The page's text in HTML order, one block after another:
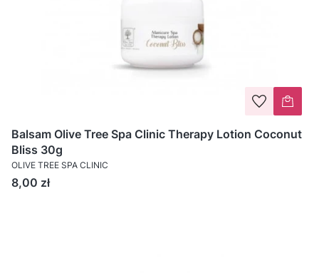
Balsam Olive Tree Spa Clinic Therapy Lotion Coconut
Bliss 30g
OLIVE TREE SPA CLINIC
Cena
8,00 zł